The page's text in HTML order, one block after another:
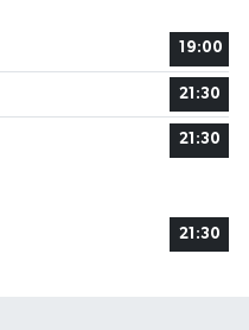
19:00
21:30
21:30
21:30